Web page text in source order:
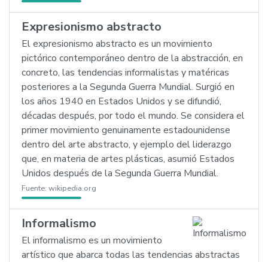
Expresionismo abstracto
El expresionismo abstracto es un movimiento
pictórico contemporáneo dentro de la abstracción, en
concreto, las tendencias informalistas y matéricas
posteriores a la Segunda Guerra Mundial. Surgió en
los años 1940 en Estados Unidos y se difundió,
décadas después, por todo el mundo. Se considera el
primer movimiento genuinamente estadounidense
dentro del arte abstracto, y ejemplo del liderazgo
que, en materia de artes plásticas, asumió Estados
Unidos después de la Segunda Guerra Mundial.
Fuente: wikipedia.org
Informalismo
El informalismo es un movimiento
artístico que abarca todas las tendencias abstractas